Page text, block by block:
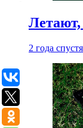
2 года спустя